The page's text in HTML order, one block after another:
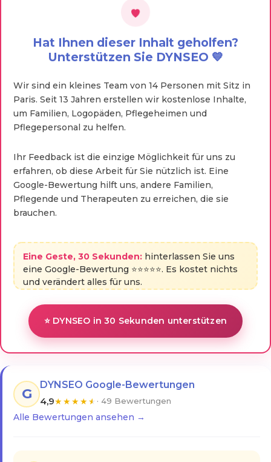
Hat Ihnen dieser Inhalt geholfen?
Unterstützen Sie DYNSEO 💙
Wir sind ein kleines Team von 14 Personen mit Sitz in
Paris. Seit 13 Jahren erstellen wir kostenlose Inhalte,
um Familien, Logopäden, Pflegeheimen und
Pflegepersonal zu helfen.
Ihr Feedback ist die einzige Möglichkeit für uns zu
erfahren, ob diese Arbeit für Sie nützlich ist. Eine
Google-Bewertung hilft uns, andere Familien,
Pflegende und Therapeuten zu erreichen, die sie
brauchen.
Eine Geste, 30 Sekunden: hinterlassen Sie uns
eine Google-Bewertung ⭐⭐⭐⭐⭐. Es kostet nichts
und verändert alles für uns.
⭐ DYNSEO in 30 Sekunden unterstützen
G
DYNSEO Google-Bewertungen
4,9★★★★★ · 49 Bewertungen
Alle Bewertungen ansehen →